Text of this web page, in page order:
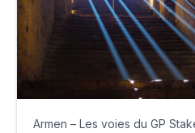
Armen – Les voies du GP